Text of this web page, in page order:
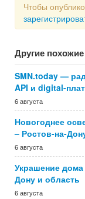
Чтобы
Другие
SMN.today —
API и digital-
6 августа
Новогоднее
– Ростов-на-
6 августа
Украшение
Дону и область
6 августа